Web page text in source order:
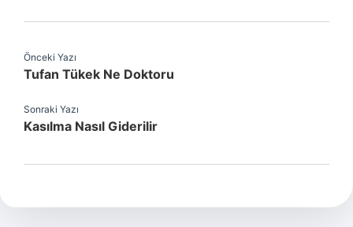
Önceki Yazı
Tufan Tükek Ne Doktoru
Sonraki Yazı
Kasılma Nasıl Giderilir